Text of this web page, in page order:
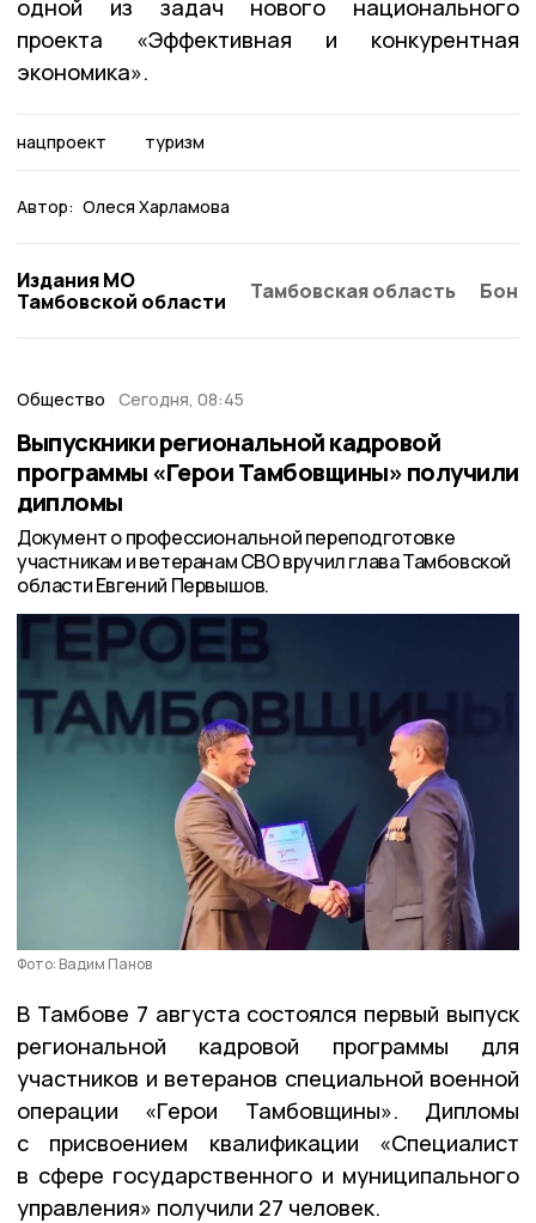
одной из задач нового национального
проекта «Эффективная и конкурентная
экономика».
нацпроект туризм
Автор: Олеся Харламова
Издания МО
Тамбовской области
Тамбовская область
Общество Сегодня, 08:45
Выпускники региональной кадровой
программы «Герои Тамбовщины» получили
дипломы
Документ о профессиональной переподготовке
участникам и ветеранам СВО вручил глава Тамбовской
области Евгений Первышов.
Фото: Вадим Панов
В Тамбове 7 августа состоялся первый выпуск
региональной кадровой программы для
участников и ветеранов специальной военной
операции «Герои Тамбовщины». Дипломы
с присвоением квалификации «Специалист
в сфере государственного и муниципального
управления» получили 27 человек.